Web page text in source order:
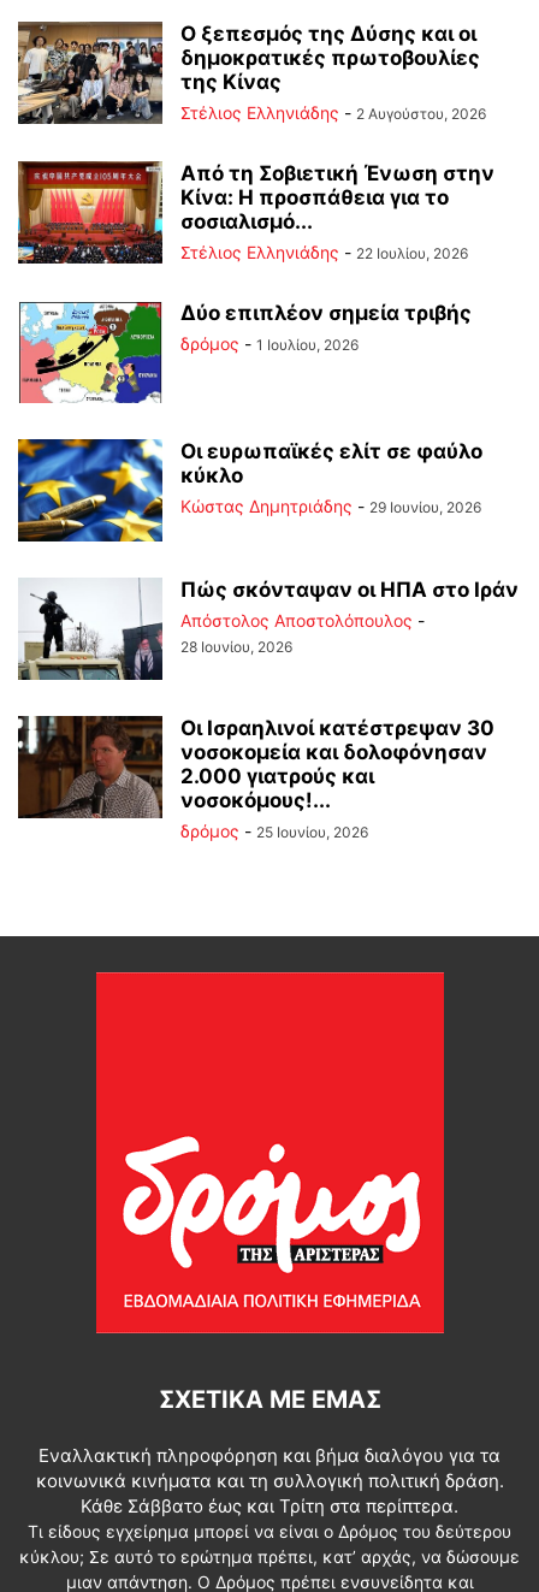
Ο ξεπεσμός της Δύσης και οι
δημοκρατικές πρωτοβουλίες
της Κίνας
Στέλιος Ελληνιάδης - 2 Αυγούστου, 2026
Από τη Σοβιετική Ένωση στην
Κίνα: Η προσπάθεια για το
σοσιαλισμό...
Στέλιος Ελληνιάδης - 22 Ιουλίου, 2026
Δύο επιπλέον σημεία τριβής
δρόμος - 1 Ιουλίου, 2026
Οι ευρωπαϊκές ελίτ σε φαύλο
κύκλο
Kώστας Δημητριάδης - 29 Ιουνίου, 2026
Πώς σκόνταψαν οι ΗΠΑ στο Ιράν
Απόστολος Αποστολόπουλος -
28 Ιουνίου, 2026
Οι Ισραηλινοί κατέστρεψαν 30
νοσοκομεία και δολοφόνησαν
2.000 γιατρούς και
νοσοκόμους!...
δρόμος - 25 Ιουνίου, 2026
ΣΧΕΤΙΚΆ ΜΕ ΕΜΆΣ
Εναλλακτική πληροφόρηση και βήμα διαλόγου για τα
κοινωνικά κινήματα και τη συλλογική πολιτική δράση.
Κάθε Σάββατο έως και Τρίτη στα περίπτερα.
Τι είδους εγχείρημα μπορεί να είναι ο Δρόμος του δεύτερου
κύκλου; Σε αυτό το ερώτημα πρέπει, κατ’ αρχάς, να δώσουμε
μιαν απάντηση. Ο Δρόμος πρέπει ενσυνείδητα και